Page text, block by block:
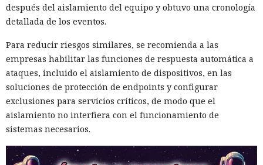
después del aislamiento del equipo y obtuvo una cronología
detallada de los eventos.
Para reducir riesgos similares, se recomienda a las
empresas habilitar las funciones de respuesta automática a
ataques, incluido el aislamiento de dispositivos, en las
soluciones de protección de endpoints y configurar
exclusiones para servicios críticos, de modo que el
aislamiento no interfiera con el funcionamiento de
sistemas necesarios.